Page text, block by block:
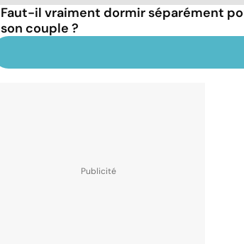
Faut-il vraiment dormir séparément
son couple ?